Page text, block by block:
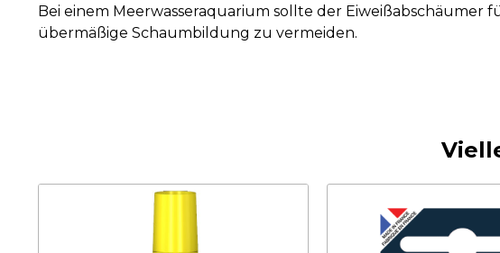
Bei einem Meerwasseraquarium sollte der
übermäßige Schaumbildung zu vermeiden.